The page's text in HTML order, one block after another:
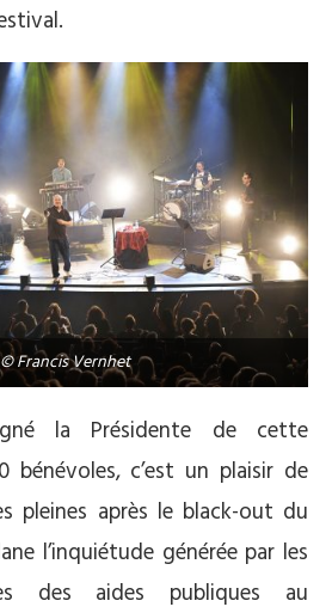
© Francis Vernhet
la Présidente de cette
bénévoles, c’est un plaisir de
pleines après le black-out du
l’inquiétude générée par les
des aides publiques au